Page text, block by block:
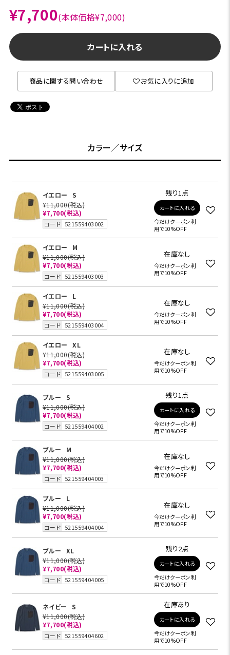
¥7,700(本体価格¥7,000)
カートに入れる
商品に関する問い合わせ お気に入りに追加
カラー／サイズ
イエロー
S
¥11,000(税込)
¥7,700(税込)
コード 521559403002
残り1点
カートに入れる
今だけクーポン利
用で10%OFF
イエロー
M
¥11,000(税込)
¥7,700(税込)
コード 521559403003
在庫なし
今だけクーポン利
用で10%OFF
イエロー
L
¥11,000(税込)
¥7,700(税込)
コード 521559403004
在庫なし
今だけクーポン利
用で10%OFF
イエロー
XL
¥11,000(税込)
¥7,700(税込)
コード 521559403005
在庫なし
今だけクーポン利
用で10%OFF
ブルー
S
¥11,000(税込)
¥7,700(税込)
コード 521559404002
残り1点
カートに入れる
今だけクーポン利
用で10%OFF
ブルー
M
¥11,000(税込)
¥7,700(税込)
コード 521559404003
在庫なし
今だけクーポン利
用で10%OFF
ブルー
L
¥11,000(税込)
¥7,700(税込)
コード 521559404004
在庫なし
今だけクーポン利
用で10%OFF
ブルー
XL
¥11,000(税込)
¥7,700(税込)
コード 521559404005
残り2点
カートに入れる
今だけクーポン利
用で10%OFF
ネイビー
S
¥11,000(税込)
¥7,700(税込)
コード 521559404602
在庫あり
カートに入れる
今だけクーポン利
用で10%OFF